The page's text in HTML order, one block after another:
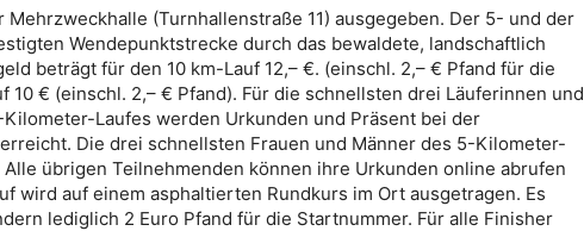
(Turnhallenstraße 11) ausgegeben. Der 5- und der
Wendepunktstrecke durch das bewaldete, landschaftlich
beträgt für den 10 km-Lauf 12,– €. (einschl. 2,– € Pfand für die
10 € (einschl. 2,– € Pfand). Für die schnellsten drei Läuferinnen und
Laufes werden Urkunden und Präsent bei der
Die drei schnellsten Frauen und Männer des 5-Kilometer-
übrigen Teilnehmenden können ihre Urkunden online abrufen
wird auf einem asphaltierten Rundkurs im Ort ausgetragen. Es
lediglich 2 Euro Pfand für die Startnummer. Für alle Finisher